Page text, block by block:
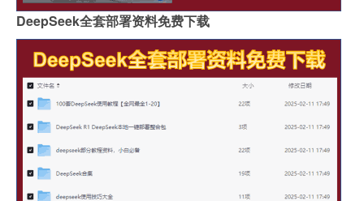
DeepSeek全套部署资料免费下载